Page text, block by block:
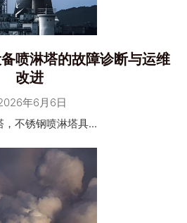
喷淋塔的故障诊断与运维
改进
年6月6日
，不锈钢喷淋塔具...